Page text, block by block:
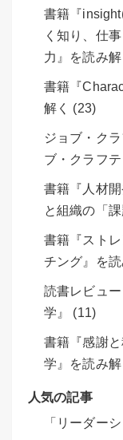
書籍『
く知り、仕
力』を読み
書籍『
解く (23)
ジョブ・ク
ブ・クラフ
書籍『人材
と組織の「
書籍『スト
チング』を
読書レビュ
学』 (11)
書籍『感謝
学』を読み
人気の記事
「リーダー